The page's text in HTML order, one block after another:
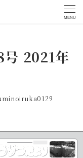
MENU
号 2021年